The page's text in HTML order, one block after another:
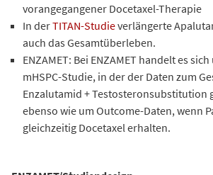
vorangegangener Docetaxel-Therapie
In derTITAN-Studieverlängerte
auch das Gesamtüberleben.
ENZAMET: Bei ENZAMET handelt es
mHSPC-Studie, in der der Daten zum
Enzalutamid + Testosteronsubstitution
ebenso wie um Outcome-Daten, wenn
gleichzeitig Docetaxel erhalten.